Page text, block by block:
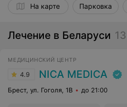
На карте Парковка
Лечение в Беларуси 13
МЕДИЦИНСКИЙ ЦЕНТР
4.9 NICA MEDICA
Брест, ул. Гоголя, 1B до 21:00